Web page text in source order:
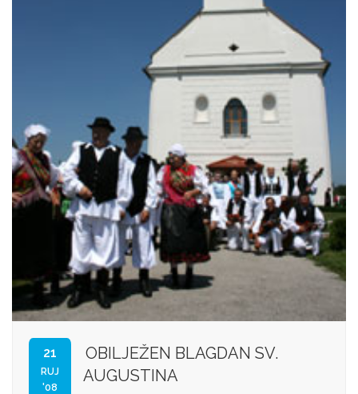
21
RUJ
'08
OBILJEŽEN BLAGDAN SV.
AUGUSTINA